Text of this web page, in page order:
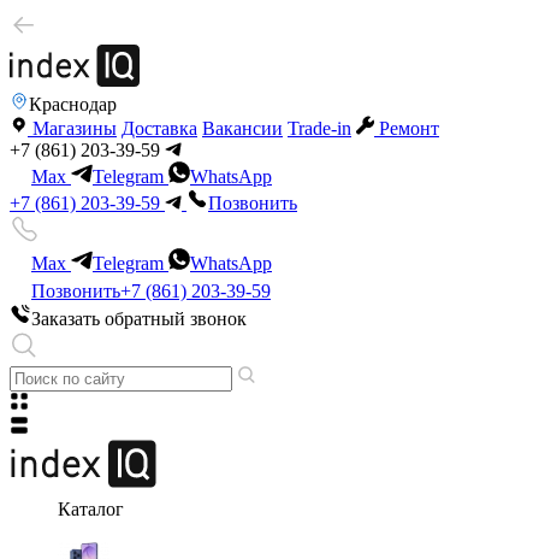
Краснодар
Магазины Доставка Вакансии Trade-in
Ремонт
+7 (861) 203-39-59
Max
Telegram
WhatsApp
+7 (861) 203-39-59
Позвонить
Max Telegram
WhatsApp
Позвонить+7 (861) 203-39-59
Заказать обратный звонок
Каталог